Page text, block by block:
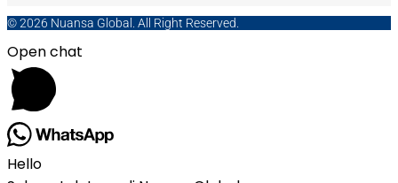
© 2026 Nuansa Global. All Right Reserved.
Open chat
Hello